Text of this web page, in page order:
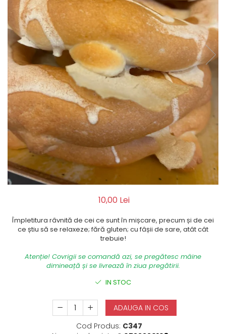
Biscuiți/Fursecuri
Cereale / Fulgi / Musli
Gustări
Bomboane / Acadele / Jeleuri
Băuturi
Ciocolată
Tartinabile
10,00 Lei
Împletitura râvnită de cei ce sunt în mișcare, precum și de cei
ce știu să se relaxeze; fără gluten; cu fâșii de sare, atât cât
trebuie!
Atenție! Covrigii se comandă azi, se pregătesc mâine
dimineață și se livrează în ziua pregătirii.
IN STOC
ADAUGA IN COS
Cod Produs: C347